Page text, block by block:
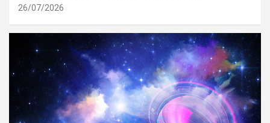
26/07/2026